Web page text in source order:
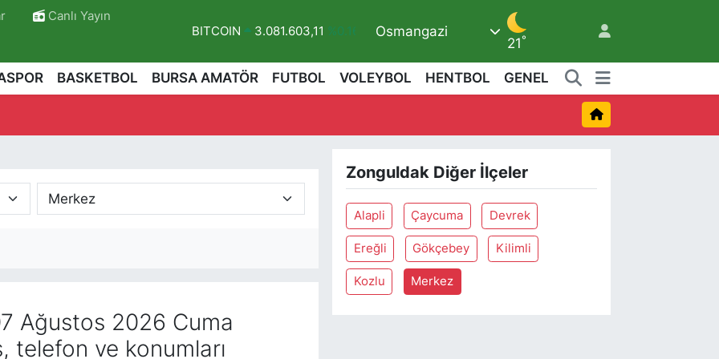
Canlı Yayın
BITCOIN 3.081.603,11 %0.16
DOLAR
47,6704 %0
%70
Osmangazi
21°
BASKETBOL BURSA AMATÖR FUTBOL VOLEYBOL HENTBOL GENEL
Ağustos 2026 Cuma
telefon ve konumları
Zonguldak Diğer İlçeler
Alapli Çaycuma Devrek
Ereğli Gökçebey Kilimli
Kozlu Merkez